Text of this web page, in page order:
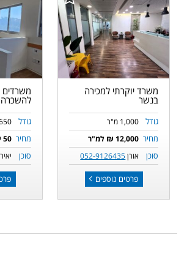
משרד יוקרתי למכירה
בנשר
גודל 1,000 מ"ר
מחיר 12,000 ₪ למ"ר
סוכן אורן052-9126435
פרטים נוספים
משרדים
להשכרה
גודל 650
מחיר 50 ₪ למ"ר
סוכן יאיר